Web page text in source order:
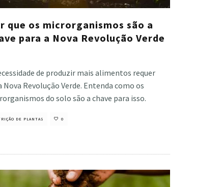
que os microrganismos são a
para a Nova Revolução Verde
de produzir mais alimentos requer
Nova Revolução Verde. Entenda como os
do solo são a chave para isso.
DE PLANTAS 0